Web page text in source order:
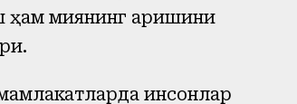
миянинг қаришини
инсонлар